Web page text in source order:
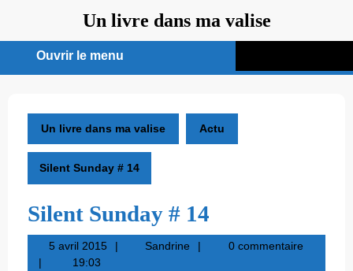
contenu
Un livre dans ma valise
Ouvrir le menu
menu
Un livre dans ma valise Actu
Silent Sunday # 14
Silent Sunday # 14
5 avril 20155
SandrineSandrine0 commentaire
19:03